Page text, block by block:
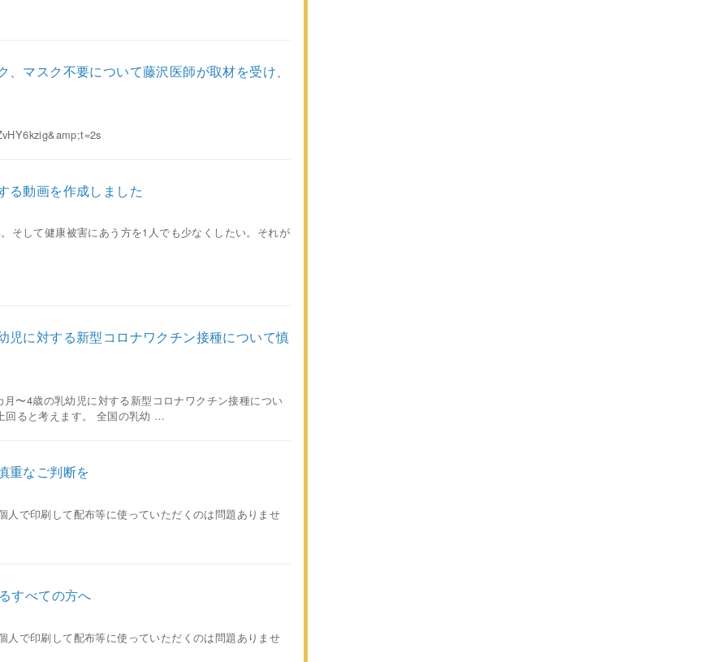
マスク不要について藤沢医師が取材を受け、
る動画を作成しました
そして健康被害にあう方を1人でも少なくしたい。それが
児に対する新型コロナワクチン接種について慎
〜4歳の乳幼児に対する新型コロナワクチン接種につい
回ると考えます。 全国の乳幼 …
重なご判断を
印刷して配布等に使っていただくのは問題ありませ
すべての方へ
印刷して配布等に使っていただくのは問題ありませ